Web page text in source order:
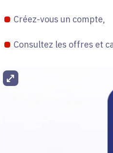
Créez-vous un compte,
Consultez les offres et
Agrandir l'image